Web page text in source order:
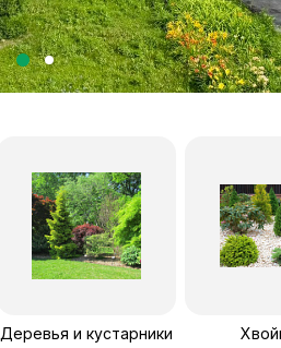
Деревья и кустарники